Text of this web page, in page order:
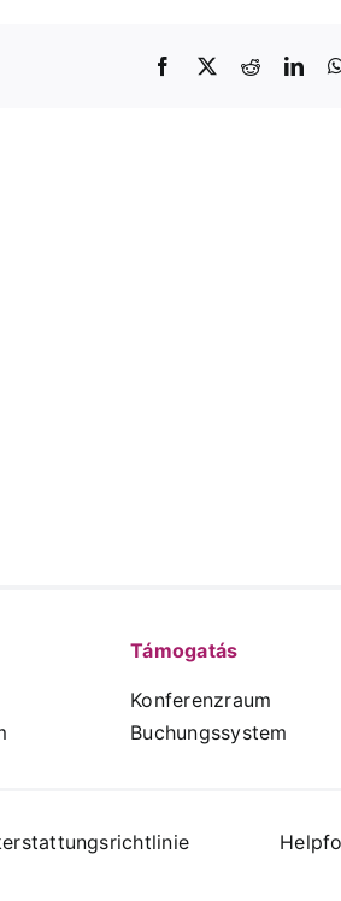
Facebook
X Reddit
Támogatás
Konferenzraum
Buchungssystem